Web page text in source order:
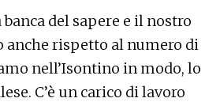
del sapere e il nostro
anche rispetto al numero di
nell’Isontino in modo, lo
C’è un carico di lavoro